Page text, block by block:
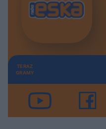
TERAZ
GRAMY